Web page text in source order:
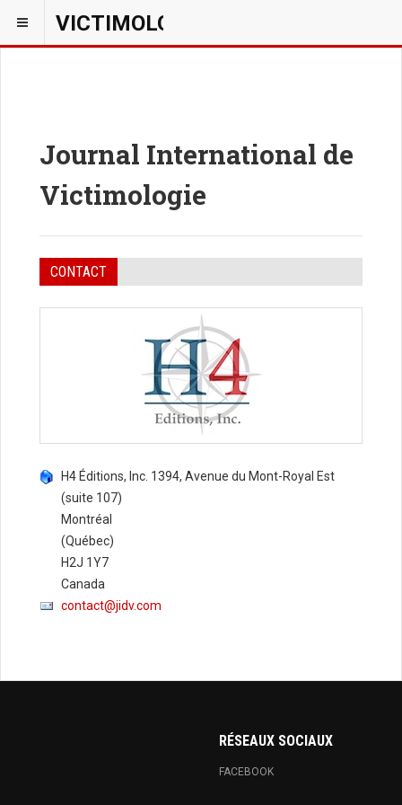
VICTIMOLOGIEPSY
Journal International de
Victimologie
CONTACT
H4 Éditions, Inc. 1394, Avenue du Mont-Royal Est
(suite 107)
Montréal
(Québec)
H2J 1Y7
Canada
contact@jidv.com
RÉSEAUX SOCIAUX
FACEBOOK